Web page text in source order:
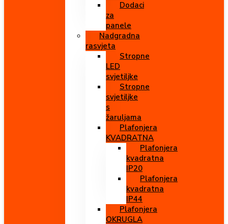
Dodaci
za
panele
Nadgradna
rasvjeta
Stropne
LED
svjetiljke
Stropne
svjetiljke
s
žaruljama
Plafonjera
KVADRATNA
Plafonjera
kvadratna
IP20
Plafonjera
kvadratna
IP44
Plafonjera
OKRUGLA